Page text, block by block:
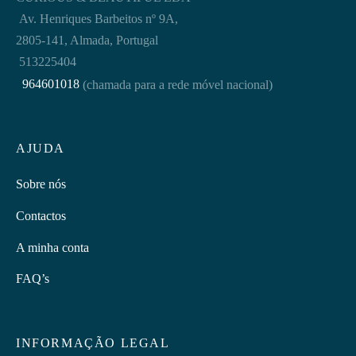
AJUDA
Sobre nós
Contactos
A minha conta
FAQ’s
INFORMAÇÃO LEGAL
Av. Henriques Barbeitos nº 9A,
2805-141, Almada, Portugal
513225404
964601018 (chamada para a rede móvel nacional)